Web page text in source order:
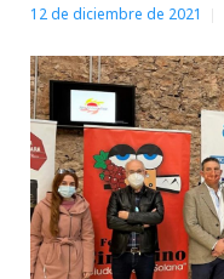
12 de diciembre de 2021